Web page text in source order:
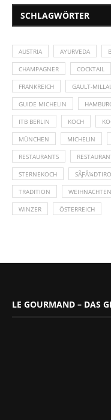
SCHLAGWÖRTER
AUSTRIA AYURVEDA
CHAMPAGNER COCKTAIL
FRANKREICH GAULT-
GUIDE MICHELIN
ITB BERLIN KOCH
MÜNCHEN MICHELIN
RESTAURANTS
STERNEKOCH
TRADITION WEIHNACHTEN
WINZER ÖSTERREICH
LE GOURMAND – DAS